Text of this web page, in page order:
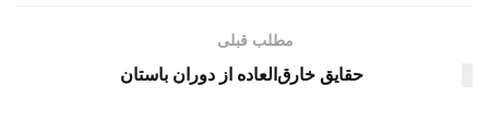
مطلب قبلی
حقایق خارق‌العاده از دوران باستان